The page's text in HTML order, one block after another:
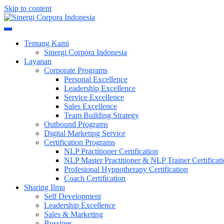
Skip to content
Sinergi Corpora Indonesia
Tentang Kami
Sinergi Corpora Indonesia
Layanan
Corporate Programs
Personal Excellence
Leadership Excellence
Service Excellence
Sales Excellence
Team Building Strategy
Outbound Programs
Digital Marketing Service
Certification Programs
NLP Practitioner Certification
NLP Master Practitioner & NLP Trainer
Profesional Hypnotherapy Certification
Coach Certification
Sharing Ilmu
Self Development
Leadership Excellence
Sales & Marketing